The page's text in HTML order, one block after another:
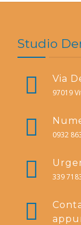
Studio
Via
97019
0932
339